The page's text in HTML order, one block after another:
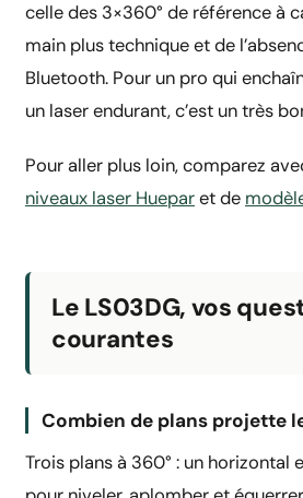
celle des 3×360° de référence à
main plus technique et de
Bluetooth. Pour un pro qui
un laser endurant, c’est un très
Pour aller plus loin, comparez
niveaux laser Hueparet de
Le LS03DG, vos
courantes
Combien de plans projette
Trois plans à 360° : un horizontal